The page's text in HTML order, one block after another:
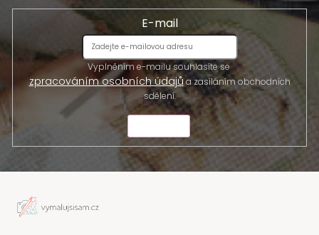
E-mail
Vyplněním e-mailu souhlasíte se
zpracováním osobních údajůa zasíláním obchodních
sdělení.